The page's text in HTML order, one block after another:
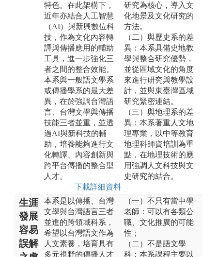
特色。在此架構下，
近年亦結合人工智慧
（AI）與新興數位科
技，作為文化內容轉
譯與傳播應用的輔助
工具，進一步強化三
者之間的整合效能。
本系與一般語文學系
或傳播學系的最大差
異，在於強調台灣語
言、台灣文學與傳播
技能三者並重，並透
過AI與新科技的輔
助，培養能夠進行文
化轉譯、內容創新與
跨平台傳播的整合型
人才。
下載詳細資料
研究為核心，導入文
化地景及文化研究的
方法。
（二）與歷史系的差
異：本系具備史地教
學與整合研究優勢，
並從區域文化的角度
來進行研究與教學設
計，並與東臺灣區域
研究緊密連結。
（三）與地理系的差
異：本系著重人文地
理專業，以中等教育
地理科師資培訓為重
點，在地理技術的應
用強調人文科技與文
史研究的結合。
生涯
發展
容易
誤解
本系是以傳播、台灣
文學與台灣語言三者
並進的跨領域科系，
希望以台灣語文作為
人文素養，培育具有
多元視野的傳播人才
（一）不只有當中學
老師：可以有各類公
職、文化推廣的可能
性；
（二）不是語文學
科：本系課程主要以